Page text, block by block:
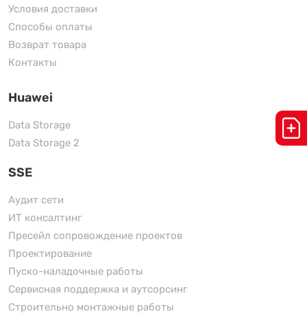
Условия доставки
Способы оплаты
Возврат товара
Контакты
Huawei
Data Storage
Data Storage 2
SSE
Аудит сети
ИТ консалтинг
Пресейл сопровождение проектов
Проектирование
Пуско-наладочные работы
Сервисная поддержка и аутсорсинг
Строительно монтажные работы